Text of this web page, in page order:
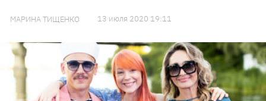
МАРИНА ТИЩЕНКО 13 июля 2020 19:11